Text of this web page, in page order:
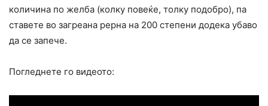
количина по желба (колку повеќе, толку подобро), па
ставете во загреана рерна на 200 степени додека убаво
да се запече.
Погледнете го видеото: